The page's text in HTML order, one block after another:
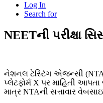
Log In
Search for
NEETની પરીક્ષા
નેશનલ ટેસ્ટિંગ એજન્સી
પ્લેટફોર્મ X પર માહિતી
માત્ર NTAની સત્તાવાર